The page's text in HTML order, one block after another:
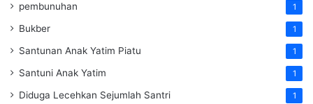
pembunuhan 1
Bukber 1
Santunan Anak Yatim Piatu 1
Santuni Anak Yatim 1
Diduga Lecehkan Sejumlah Santri 1